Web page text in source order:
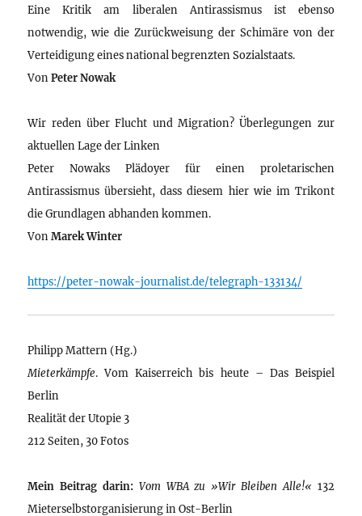
Eine Kritik am liberalen Antirassismus ist ebenso
notwendig, wie die Zurückweisung der Schimäre von der
Verteidigung eines national begrenzten Sozialstaats.
VonPeter Nowak
Wir reden über Flucht und Migration? Überlegungen zur
aktuellen Lage der Linken
Peter Nowaks Plädoyer für einen proletarischen
Antirassismus übersieht, dass diesem hier wie im Trikont
die Grundlagen abhanden kommen.
VonMarek Winter
https://peter-nowak-journalist.de/telegraph-133134/
Philipp Mattern (Hg.)
Mieterkämpfe. Vom Kaiserreich bis heute – Das Beispiel
Berlin
Realität der Utopie 3
212 Seiten, 30 Fotos
Mein Beitrag darin: Vom WBA zu »Wir Bleiben Alle!« 132
Mieterselbstorganisierung in Ost-Berlin